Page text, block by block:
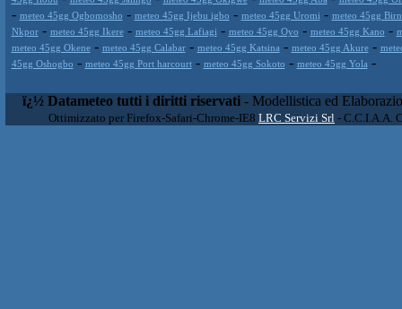
- meteo 45gg Ogbomosho - meteo 45gg Ijebu igbo - meteo 45gg Uromi - meteo 45gg
Nkpor- meteo 45gg Ikere- meteo 45gg Lafiagi - meteo 45gg Oyo - meteo 45gg Kano -
meteo 45gg Okene- meteo 45gg Calabar- meteo 45gg Katsina - meteo 45gg Akure-
45gg Oshogbo - meteo 45gg Port harcourt- meteo 45gg Sokoto - meteo 45gg Yola -
ï¿½ Datameteo tutti i diritti riservati - Modellistica ed
Ottimizzato per Firefox-Safari-Chrome-IE8 LRC Servizi Srl - C.C.I.A.A.